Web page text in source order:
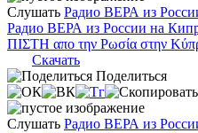
Слушать Радио ВЕРА из
Радио ВЕРА из России на
ΠΙΣΤΗ απο την Ρωσία στην
Скачать
Поделиться
Слушать Радио ВЕРА из